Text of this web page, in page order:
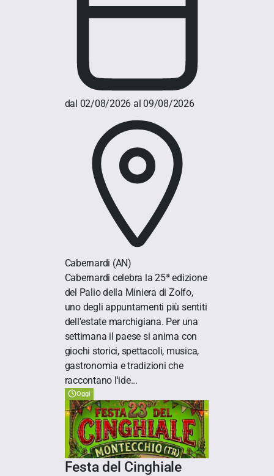
dal 02/08/2026 al 09/08/2026
Cabernardi (AN)
Cabernardi celebra la 25ª edizione
del Palio della Miniera di Zolfo,
uno degli appuntamenti più sentiti
dell'estate marchigiana. Per una
settimana il paese si anima con
giochi storici, spettacoli, musica,
gastronomia e tradizioni che
raccontano l'ide...
Oggi
Festa del Cinghiale